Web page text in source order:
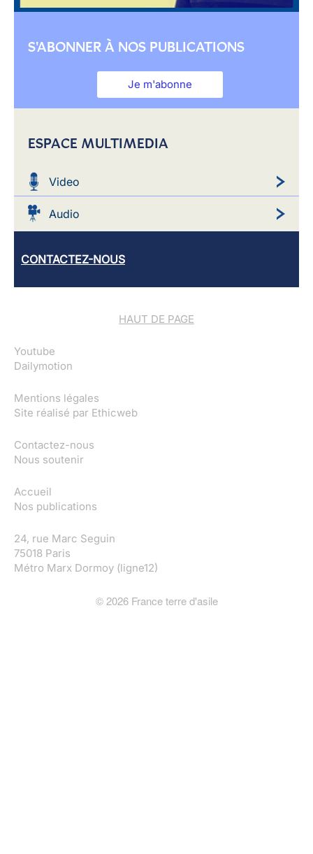
S'ABONNER À NOS PUBLICATIONS
Je m'abonne
ESPACE MULTIMEDIA
Video
Audio
CONTACTEZ-NOUS
HAUT DE PAGE
Youtube
Dailymotion
Mentions légales
Site réalisé par Ethicweb
Contactez-nous
Nous soutenir
Accueil
Nos publications
24, rue Marc Seguin
75018 Paris
Métro Marx Dormoy (ligne12)
©2026France terre d'asile